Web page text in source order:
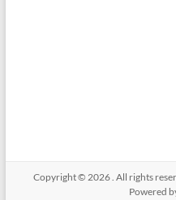
Copyright © 2026. All rights
Powered